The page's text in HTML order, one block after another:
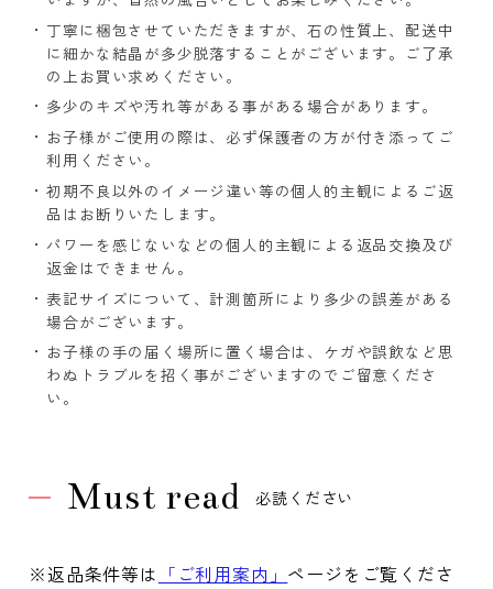
丁寧に梱包させていただきますが、石の性質上、配送中
に細かな結晶が多少脱落することがございます。ご了承
の上お買い求めください。
多少のキズや汚れ等がある事がある場合があります。
お子様がご使用の際は、必ず保護者の方が付き添ってご
利用ください。
初期不良以外のイメージ違い等の個人的主観によるご返
品はお断りいたします。
パワーを感じないなどの個人的主観による返品交換及び
返金はできません。
表記サイズについて、計測箇所により多少の誤差がある
場合がございます。
お子様の手の届く場所に置く場合は、ケガや誤飲など思
わぬトラブルを招く事がございますのでご留意くださ
い。
Must read 必読ください
※返品条件等は 「ご利用案内」 ページをご覧くださ